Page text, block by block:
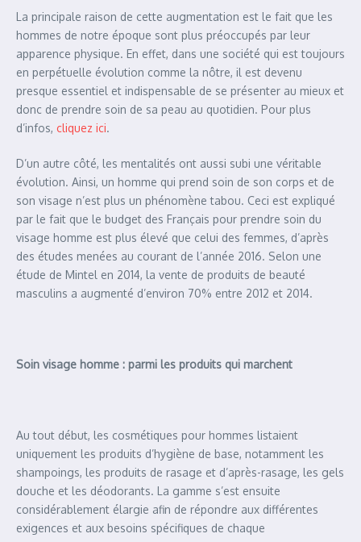
La principale raison de cette augmentation est le fait que les
hommes de notre époque sont plus préoccupés par leur
apparence physique. En effet, dans une société qui est toujours
en perpétuelle évolution comme la nôtre, il est devenu
presque essentiel et indispensable de se présenter au mieux et
donc de prendre soin de sa peau au quotidien. Pour plus
d’infos, cliquez ici.
D’un autre côté, les mentalités ont aussi subi une véritable
évolution. Ainsi, un homme qui prend soin de son corps et de
son visage n’est plus un phénomène tabou. Ceci est expliqué
par le fait que le budget des Français pour prendre soin du
visage homme est plus élevé que celui des femmes, d’après
des études menées au courant de l’année 2016. Selon une
étude de Mintel en 2014, la vente de produits de beauté
masculins a augmenté d’environ 70% entre 2012 et 2014.
Soin visage homme : parmi les produits qui marchent
Au tout début, les cosmétiques pour hommes listaient
uniquement les produits d’hygiène de base, notamment les
shampoings, les produits de rasage et d’après-rasage, les gels
douche et les déodorants. La gamme s’est ensuite
considérablement élargie afin de répondre aux différentes
exigences et aux besoins spécifiques de chaque